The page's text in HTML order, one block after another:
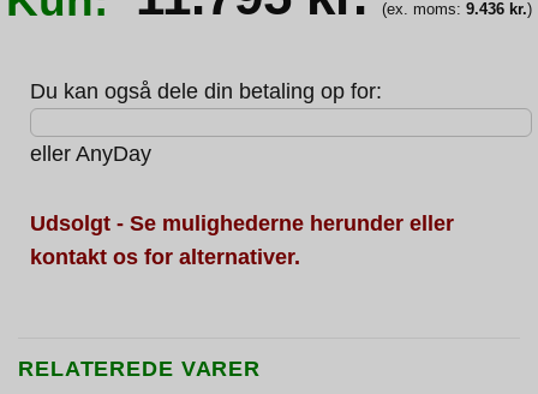
(ex. moms: 9.436 kr.)
Du kan også dele din betaling op for:
eller AnyDay
Udsolgt - Se mulighederne herunder eller
kontakt os for alternativer.
RELATEREDE VARER